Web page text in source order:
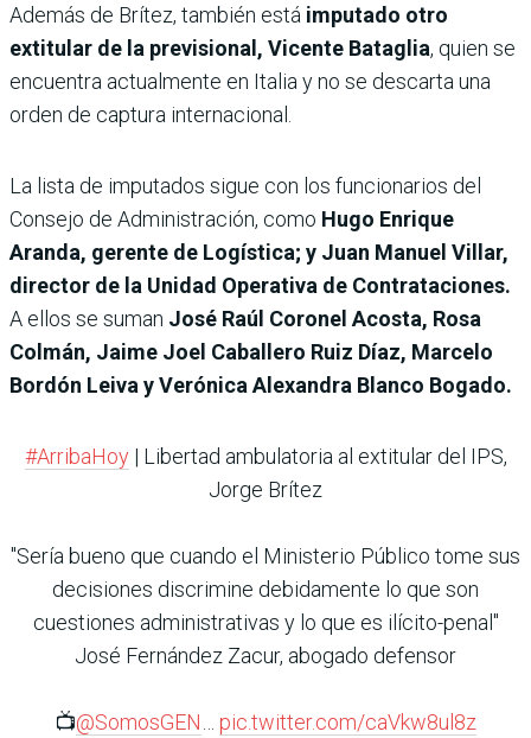
Además de Brítez, también está imputado otro
extitular de la previsional, Vicente Bataglia, quien se
encuentra actualmente en Italia y no se descarta una
orden de captura internacional.
La lista de imputados sigue con los funcionarios del
Consejo de Administración, como Hugo Enrique
Aranda, gerente de Logística; y Juan Manuel Villar,
director de la Unidad Operativa de Contrataciones.
A ellos se suman José Raúl Coronel Acosta, Rosa
Colmán, Jaime Joel Caballero Ruiz Díaz, Marcelo
Bordón Leiva y Verónica Alexandra Blanco Bogado.
#ArribaHoy| Libertad ambulatoria al extitular del IPS,
Jorge Brítez
"Sería bueno que cuando el Ministerio Público tome sus
decisiones discrimine debidamente lo que son
cuestiones administrativas y lo que es ilícito-penal"
José Fernández Zacur, abogado defensor
📺@SomosGEN
pic.twitter.com/caVkw8ul8z